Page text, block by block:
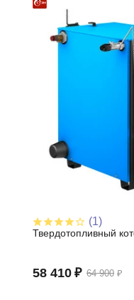
(1)
Твердотопливный
64 900 ₽
58 410 ₽